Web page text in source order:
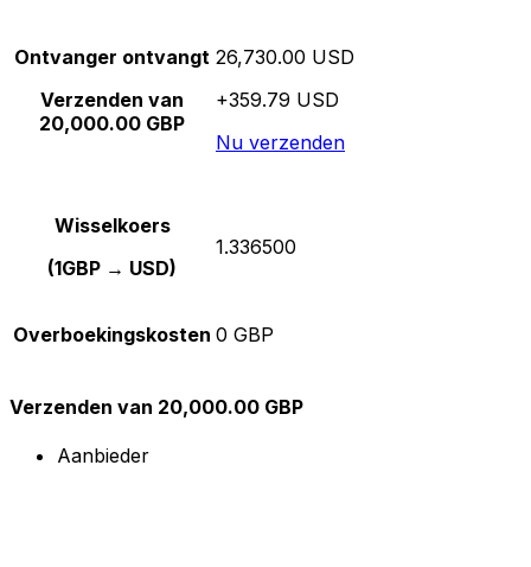
Ontvanger ontvangt
Verzenden van
20,000.00 GBP
26,730.00 USD
+359.79 USD
Nu verzenden
Wisselkoers
(1GBP → USD)
1.336500
Overboekingskosten 0 GBP
Verzenden van 20,000.00 GBP
Aanbieder